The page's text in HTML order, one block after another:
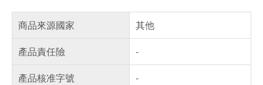
商品來源國家
其他
產品責任險
-
產品核准字號
-